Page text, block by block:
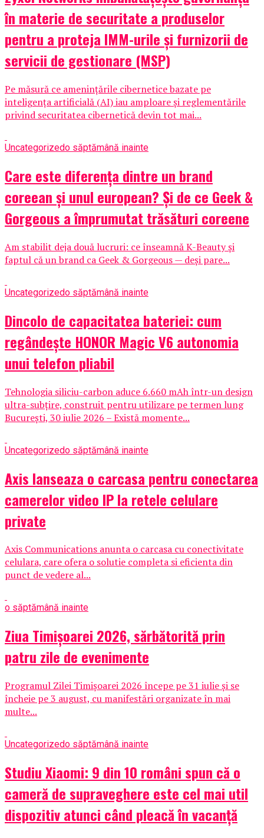
în materie de securitate a produselor
pentru a proteja IMM-urile și furnizorii de
servicii de gestionare (MSP)
Pe măsură ce amenințările cibernetice bazate pe
inteligența artificială (AI) iau amploare și reglementările
privind securitatea cibernetică devin tot mai...
Uncategorizedo săptămână inainte
Care este diferența dintre un brand
coreean și unul european? Și de ce Geek &
Gorgeous a împrumutat trăsături coreene
Am stabilit deja două lucruri: ce înseamnă K-Beauty și
faptul că un brand ca Geek & Gorgeous — deși pare...
Uncategorizedo săptămână inainte
Dincolo de capacitatea bateriei: cum
regândește HONOR Magic V6 autonomia
unui telefon pliabil
Tehnologia siliciu-carbon aduce 6.660 mAh într-un design
ultra-subțire, construit pentru utilizare pe termen lung
București, 30 iulie 2026 – Există momente...
Uncategorizedo săptămână inainte
Axis lanseaza o carcasa pentru conectarea
camerelor video IP la retele celulare
private
Axis Communications anunta o carcasa cu conectivitate
celulara, care ofera o solutie completa si eficienta din
punct de vedere al...
o săptămână inainte
Ziua Timișoarei 2026, sărbătorită prin
patru zile de evenimente
Programul Zilei Timișoarei 2026 începe pe 31 iulie și se
încheie pe 3 august, cu manifestări organizate în mai
multe...
Uncategorizedo săptămână inainte
Studiu Xiaomi: 9 din 10 români spun că o
cameră de supraveghere este cel mai util
dispozitiv atunci când pleacă în vacanță